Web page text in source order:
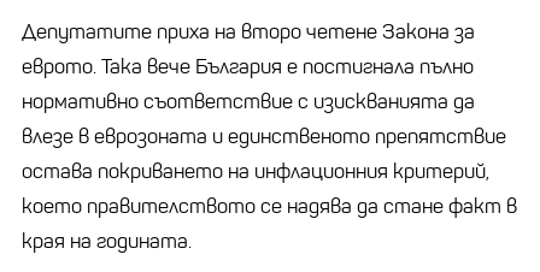
Депутатите приха на второ четене Закона за
еврото. Така вече България е постигнала пълно
нормативно съответствие с изискванията да
влезе в еврозоната и единственото препятствие
остава покриването на инфлационния критерий,
което правителството се надява да стане факт в
края на годината.